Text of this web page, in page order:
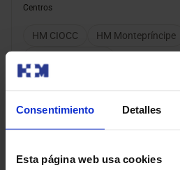
Consentimiento Detalles
Esta página web usa cookies
Centros
HM CIOCC HM Montepríncipe
Presencial Videoconsulta